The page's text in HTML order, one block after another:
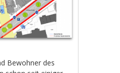
Bewohner des